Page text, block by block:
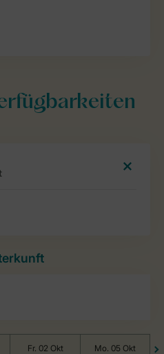
Fr. 02 Okt Mo. 05 Okt